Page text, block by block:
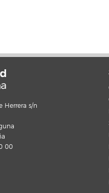
Herrera s/n
00